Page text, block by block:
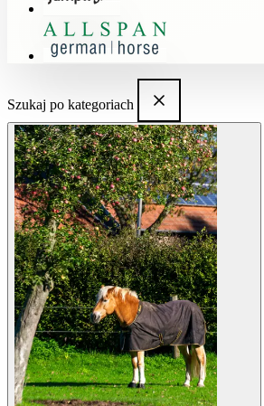
Szukaj po kategoriach